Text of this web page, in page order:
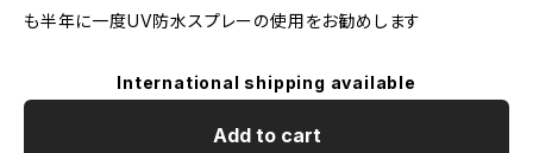
も半年に一度UV防水スプレーの使用をお勧めします
International shipping available
Add to cart